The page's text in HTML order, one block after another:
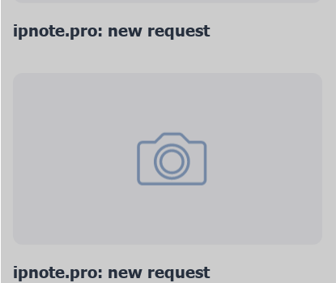
ipnote.pro: new request
ipnote.pro: new request